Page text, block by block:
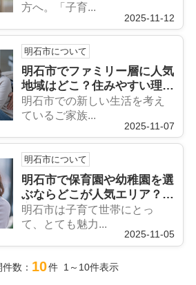
方へ。「子育...
2025-11-12
明石市について
明石市でファミリー層に人気
地域はどこ？住みやすい理由
と選び方を紹介
明石市での新しい生活を考え
ているご家族...
2025-11-07
明石市について
明石市で保育園や幼稚園を選
ぶならどこが人気エリア？子
育て世帯に合う住まい選びの
コツも紹介
明石市は子育て世帯にとっ
て、とても魅力...
2025-11-05
数： 10件 1～10件表示